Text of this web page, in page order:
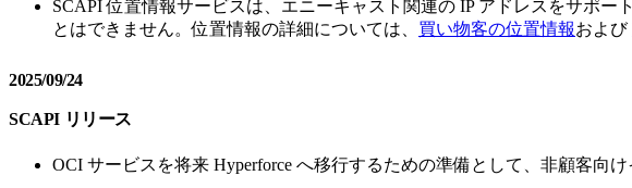
SCAPI 位置情報サービスは、エニーキャスト関連の IP アドレスをサポ
とはできません。位置情報の詳細については、 買い物客の位置情報および
2025/09/24
SCAPI リリース
OCI サービスを将来 Hyperforce へ移行するための準備として、非顧客向